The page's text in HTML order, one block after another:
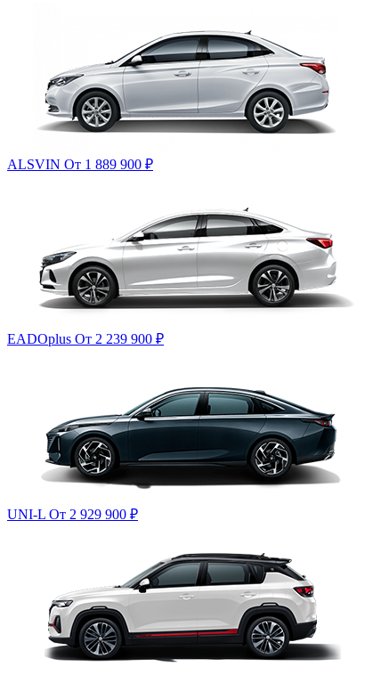
ALSVIN От 1 889 900 ₽
EADOplus От 2 239 900 ₽
UNI-L От 2 929 900 ₽